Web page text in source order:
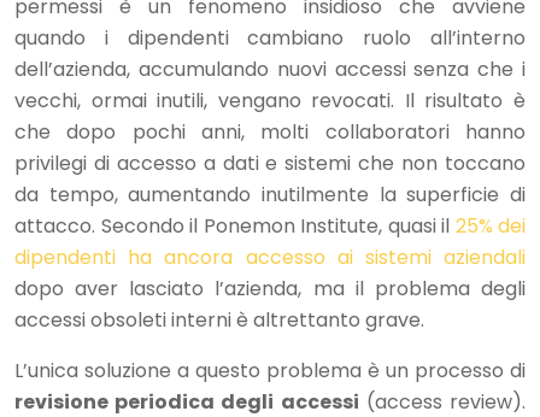
permessi è un fenomeno insidioso che avviene
quando i dipendenti cambiano ruolo all’interno
dell’azienda, accumulando nuovi accessi senza che i
vecchi, ormai inutili, vengano revocati. Il risultato è
che dopo pochi anni, molti collaboratori hanno
privilegi di accesso a dati e sistemi che non toccano
da tempo, aumentando inutilmente la superficie di
attacco. Secondo il Ponemon Institute, quasi il 25% dei
dipendenti ha ancora accesso ai sistemi aziendali
dopo aver lasciato l’azienda, ma il problema degli
accessi obsoleti interni è altrettanto grave.
L’unica soluzione a questo problema è un processo di
revisione periodica degli accessi (access review).